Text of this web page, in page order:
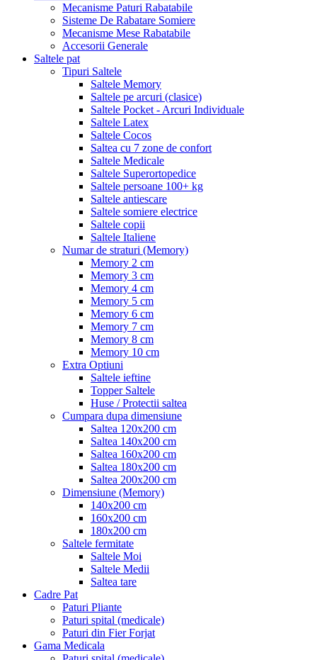
Mecanisme Paturi Rabatabile
Sisteme De Rabatare Somiere
Mecanisme Mese Rabatabile
Accesorii Generale
Saltele pat
Tipuri Saltele
Saltele Memory
Saltele pe arcuri (clasice)
Saltele Pocket - Arcuri Individuale
Saltele Latex
Saltele Cocos
Saltea cu 7 zone de confort
Saltele Medicale
Saltele Superortopedice
Saltele persoane 100+ kg
Saltele antiescare
Saltele somiere electrice
Saltele copii
Saltele Italiene
Numar de straturi (Memory)
Memory 2 cm
Memory 3 cm
Memory 4 cm
Memory 5 cm
Memory 6 cm
Memory 7 cm
Memory 8 cm
Memory 10 cm
Extra Optiuni
Saltele ieftine
Topper Saltele
Huse / Protectii saltea
Cumpara dupa dimensiune
Saltea 120x200 cm
Saltea 140x200 cm
Saltea 160x200 cm
Saltea 180x200 cm
Saltea 200x200 cm
Dimensiune (Memory)
140x200 cm
160x200 cm
180x200 cm
Saltele fermitate
Saltele Moi
Saltele Medii
Saltea tare
Cadre Pat
Paturi Pliante
Paturi spital (medicale)
Paturi din Fier Forjat
Gama Medicala